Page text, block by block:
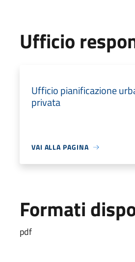
Ufficio
Ufficio pianificazione
privata
VAI ALLA PAGINA
Formati
pdf